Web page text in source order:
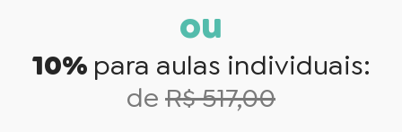
ou
10% para aulas individuais:
de R$ 517,00